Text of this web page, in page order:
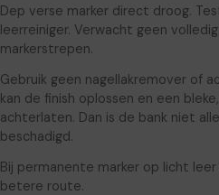
Dep verse marker direct droog.
leerreiniger. Verwacht geen
markerstrepen.
Gebruik geen nagellakremover of
kan de finish oplossen en een
achterlaten. Dan is de bank niet
beschadigd.
Bij permanente marker op licht
betere route.